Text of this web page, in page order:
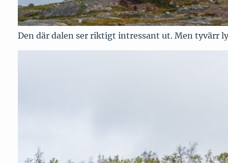
Den där dalen ser riktigt intressant ut. Men tyvärr